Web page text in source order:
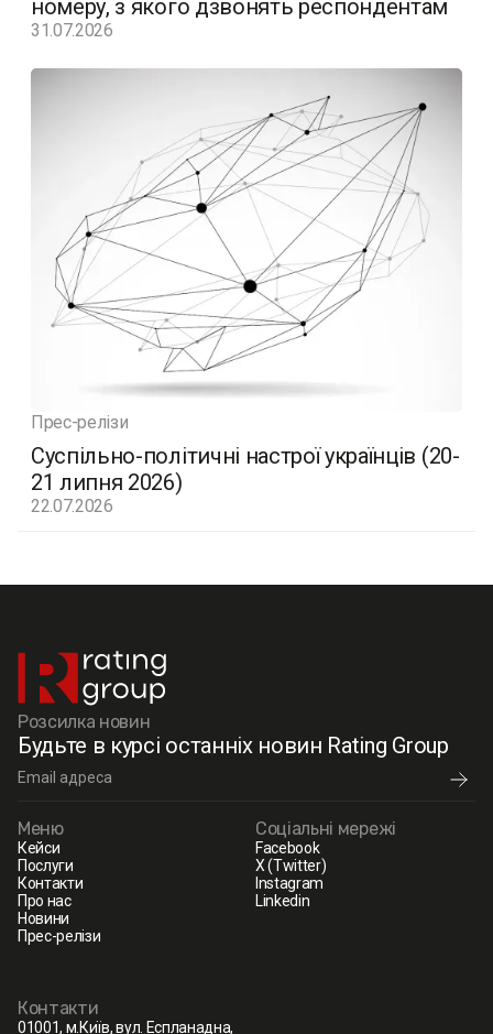
номеру, з якого дзвонять респондентам
31.07.2026
Прес-релізи
Суспільно-політичні настрої українців (20-
21 липня 2026)
22.07.2026
Розсилка новин
Будьте в курсі останніх новин Rating Group
Меню
Кейси
Послуги
Контакти
Про нас
Новини
Прес-релізи
Соціальні мережі
Facebook
X (Twitter)
Instagram
Linkedin
Контакти
01001, м.Київ, вул. Еспланадна,